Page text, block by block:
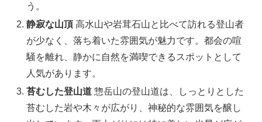
う。
静寂な山頂 高水山や岩茸石山と比べて訪れる登山者
が少なく、落ち着いた雰囲気が魅力です。都会の喧
騒を離れ、静かに自然を満喫できるスポットとして
人気があります。
苔むした登山道 惣岳山の登山道は、しっとりとした
苔むした岩や木々が広がり、神秘的な雰囲気を醸し